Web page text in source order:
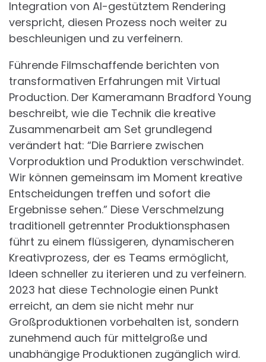
Integration von AI-gestütztem Rendering
verspricht, diesen Prozess noch weiter zu
beschleunigen und zu verfeinern.
Führende Filmschaffende berichten von
transformativen Erfahrungen mit Virtual
Production. Der Kameramann Bradford Young
beschreibt, wie die Technik die kreative
Zusammenarbeit am Set grundlegend
verändert hat: “Die Barriere zwischen
Vorproduktion und Produktion verschwindet.
Wir können gemeinsam im Moment kreative
Entscheidungen treffen und sofort die
Ergebnisse sehen.” Diese Verschmelzung
traditionell getrennter Produktionsphasen
führt zu einem flüssigeren, dynamischeren
Kreativprozess, der es Teams ermöglicht,
Ideen schneller zu iterieren und zu verfeinern.
2023 hat diese Technologie einen Punkt
erreicht, an dem sie nicht mehr nur
Großproduktionen vorbehalten ist, sondern
zunehmend auch für mittelgroße und
unabhängige Produktionen zugänglich wird.